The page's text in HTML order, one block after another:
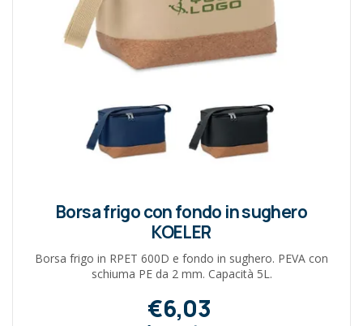
Borsa frigo con fondo in sughero
KOELER
Borsa frigo in RPET 600D e fondo in sughero. PEVA con
schiuma PE da 2 mm. Capacità 5L.
€6,03